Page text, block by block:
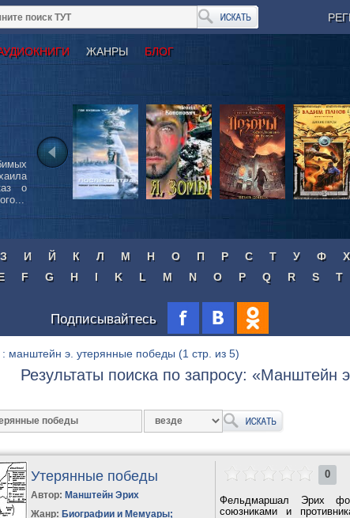
ЖАНРЫ БЛОГ
о
З И Й К Л М Н О П Р С Т У Ф Х
F G H I K L M N O P Q R S T
Подписывайтесь
: манштейн э. утерянные победы (1 стр. из 5)
Результаты поиска по запросу: «Манштейн
Утерянные победы
Автор: Манштейн Эрих
Жанр: Биографии и Мемуары;
0
Фельдмаршал Эрих
союзниками и